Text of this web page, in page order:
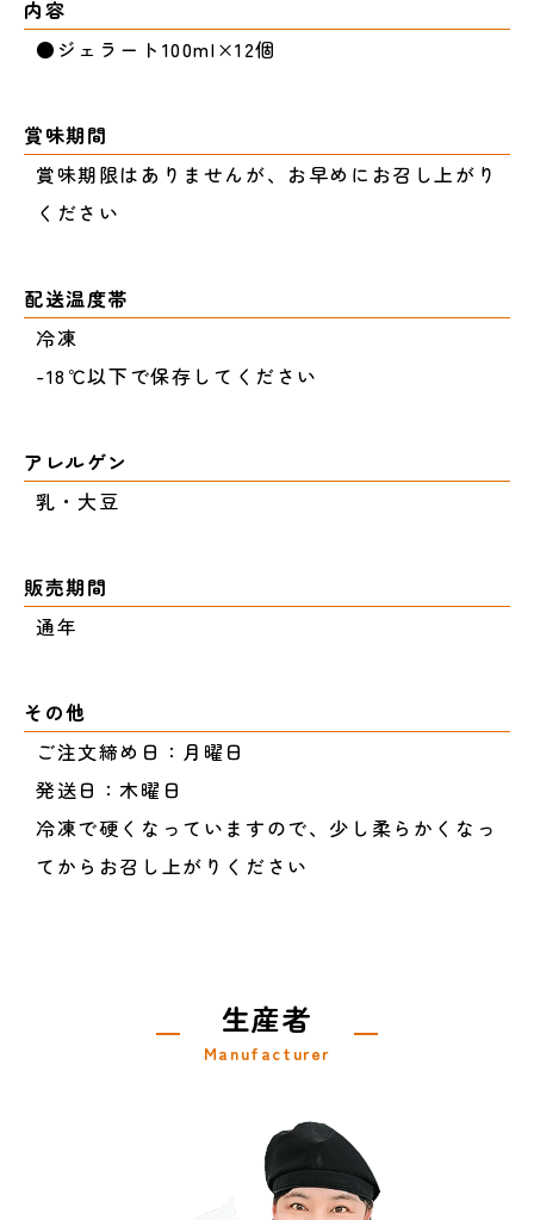
内容
●ジェラート100ml×12個
賞味期間
賞味期限はありませんが、お早めにお召し上がり
ください
配送温度帯
冷凍
-18℃以下で保存してください
アレルゲン
乳・大豆
販売期間
通年
その他
ご注文締め日：月曜日
発送日：木曜日
冷凍で硬くなっていますので、少し柔らかくなっ
てからお召し上がりください
生産者
Manufacturer